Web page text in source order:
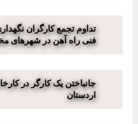
تداوم تجمع کارگران
فنی راه آهن در شهرهای
جانباختن یک کارگر در
اردستان